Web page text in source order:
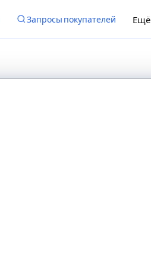
Запросы покупателей Ещё